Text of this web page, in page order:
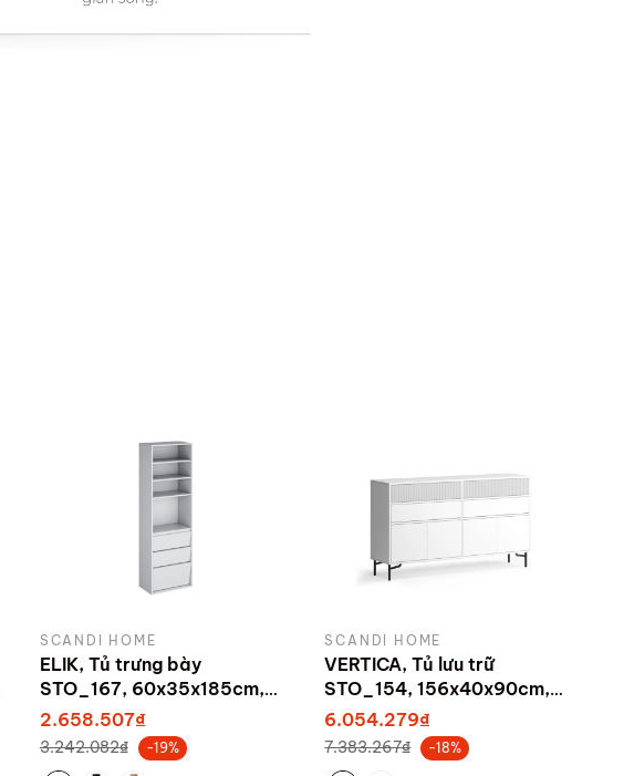
SCANDI HOME
ELIK, Tủ trưng bày
STO_167, 60x35x185cm,
sản xuất bởi Scandi Home
2.658.507₫
3.242.082₫ -19%
SCANDI HOME
VERTICA, Tủ lưu trữ
STO_154, 156x40x90cm,
sản xuất bởi Scandi Home
6.054.279₫
7.383.267₫ -18%